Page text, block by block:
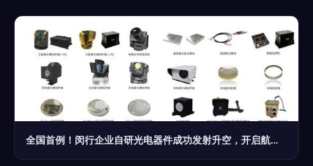
全国首例！闵行企业自研光电器件成功发射升空，开启航天光电新篇章